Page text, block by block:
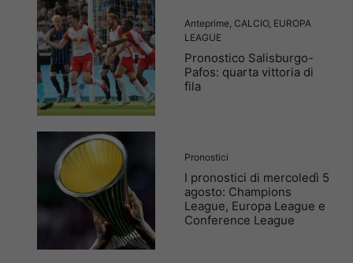
Anteprime CALCIO, EUROPA
LEAGUE
Pronostico Salisburgo-
Pafos: quarta vittoria di
fila
Pronostici
I pronostici di mercoledì 5
agosto: Champions
League, Europa League e
Conference League